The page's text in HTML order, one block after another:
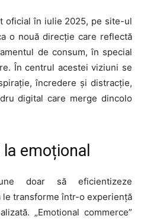
oficial în iulie 2025, pe site-ul
o nouă direcție care reflectă
de consum, în special
În centrul acestei viziuni se
încredere și distracție,
digital care merge dincolo
emoțional
doar să eficientizeze
transforme într-o experiență
„Emotional commerce”